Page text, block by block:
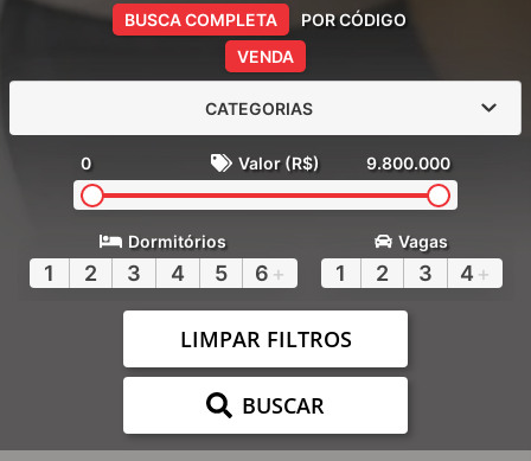
VENDA
BUSCA COMPLETA POR CÓDIGO
CATEGORIAS
0 Valor (R$) 9.800.000
Dormitórios
1 2 3 4 5 6 +
Vagas
1 2 3 4 +
LIMPAR FILTROS
BUSCAR